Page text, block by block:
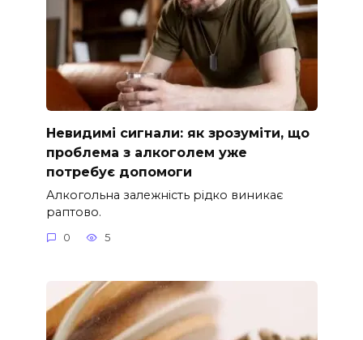
Невидимі сигнали: як зрозуміти, що
проблема з алкоголем уже
потребує допомоги
Алкогольна залежність рідко виникає
раптово.
0 5